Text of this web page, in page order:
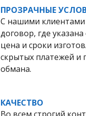
ПРОЗРАЧНЫЕ
С нашими
договор, где
цена и сроки
скрытых платежей и
обмана.
КАЧЕСТВО